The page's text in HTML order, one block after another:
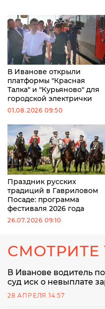
В Иванове открыли
платформы "Красная
Талка" и "Курьяново" для
городской электрички
01.08.2026 09:50
Праздник русских
традиций в Гавриловом
Посаде: программа
фестиваля 2026 года
26.07.2026 09:10
СМОТРИТЕ
В Иванове водитель
суд иск о невыплате
28 АПРЕЛЯ 14:57